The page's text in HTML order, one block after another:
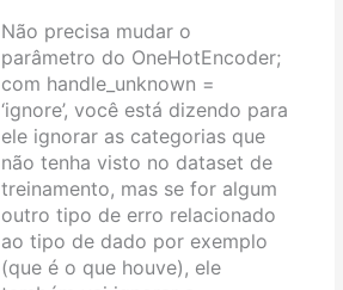
Não precisa mudar o
parâmetro do OneHotEncoder;
com handle_unknown =
‘ignore’, você está dizendo para
ele ignorar as categorias que
não tenha visto no dataset de
treinamento, mas se for algum
outro tipo de erro relacionado
ao tipo de dado por exemplo
(que é o que houve), ele